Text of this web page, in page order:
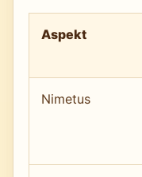
Aspekt
Nimetus